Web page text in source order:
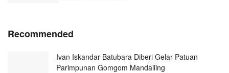
Recommended
Ivan Iskandar Batubara Diberi Gelar Patuan
Parimpunan Gomgom Mandailing